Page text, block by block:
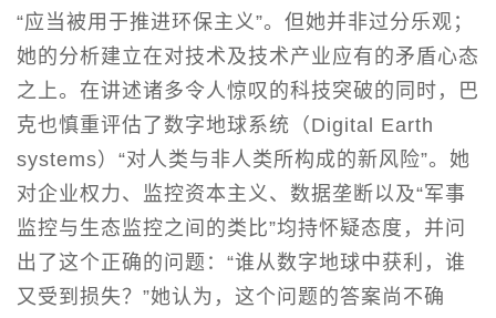
“应当被用于推进环保主义”。但她并非过分乐观；
她的分析建立在对技术及技术产业应有的矛盾心态
之上。在讲述诸多令人惊叹的科技突破的同时，巴
克也慎重评估了数字地球系统（Digital Earth
systems）“对人类与非人类所构成的新风险”。她
对企业权力、监控资本主义、数据垄断以及“军事
监控与生态监控之间的类比”均持怀疑态度，并问
出了这个正确的问题：“谁从数字地球中获利，谁
又受到损失？”她认为，这个问题的答案尚不确